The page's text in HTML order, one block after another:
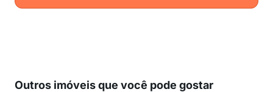
Outros imóveis que você pode gostar